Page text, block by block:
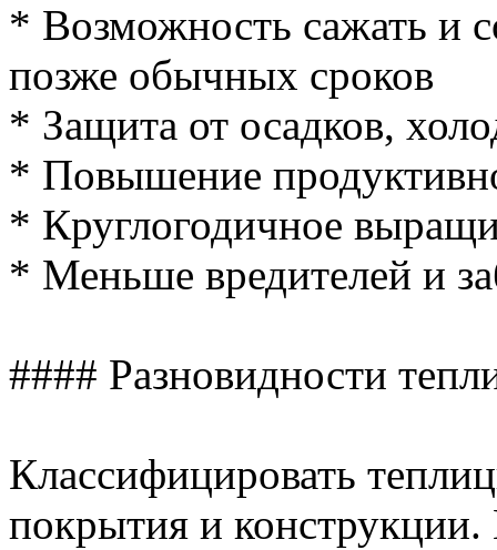
* Возможность сажать и
позже обычных сроков
* Защита от осадков,
* Повышение
* Круглогодичное
* Меньше вредителей и
#### Разновидности
Классифицировать
покрытия и